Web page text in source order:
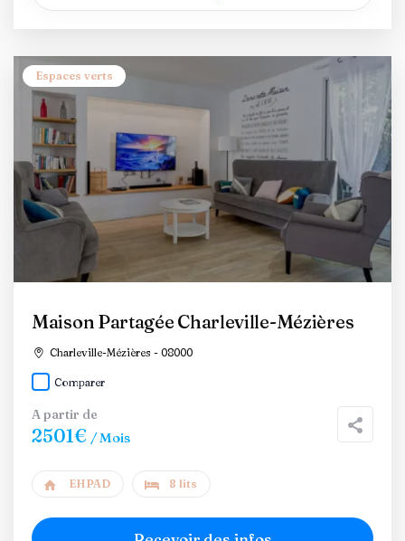
Espaces verts
Maison Partagée Charleville-Mézières
Charleville-Mézières - 08000
Comparer
A partir de
2501€ / Mois
EHPAD 8 lits